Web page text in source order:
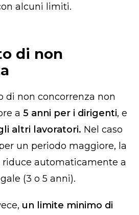
alcuni limiti.
di non
di non concorrenza non
a 5 anni per i dirigenti, e
altri lavoratori. Nel caso
un periodo maggiore, la
automaticamente a
(3 o 5 anni).
un limite minimo di